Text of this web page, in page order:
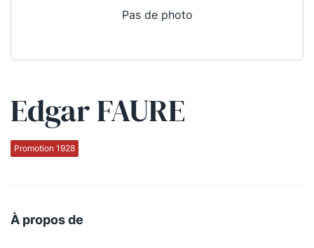
Pas de photo
Edgar FAURE
Promotion 1928
À propos de
Qui sommes-nous ?
La Conférence